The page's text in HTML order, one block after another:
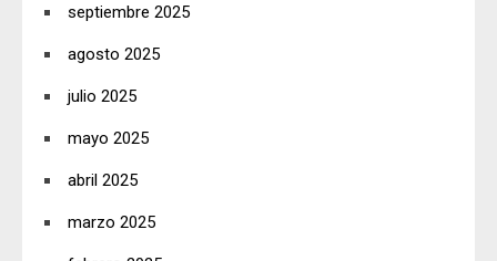
septiembre 2025
agosto 2025
julio 2025
mayo 2025
abril 2025
marzo 2025